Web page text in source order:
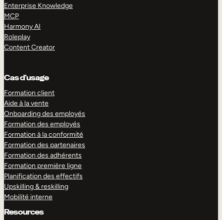
Enterprise Knowledge
MCP
Harmony AI
Roleplay
Content Creator
Cas d’usage
Formation client
Aide à la vente
Onboarding des employés
Formation des employés
Formation à la conformité
Formation des partenaires
Formation des adhérents
Formation première ligne
Planification des effectifs
Upskilling & reskilling
Mobilité interne
Resources